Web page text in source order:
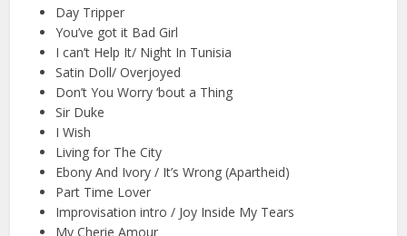
Day Tripper
You’ve got it Bad Girl
I can’t Help It/ Night In Tunisia
Satin Doll/ Overjoyed
Don’t You Worry ‘bout a Thing
Sir Duke
I Wish
Living for The City
Ebony And Ivory / It’s Wrong (Apartheid)
Part Time Lover
Improvisation intro / Joy Inside My Tears
My Cherie Amour